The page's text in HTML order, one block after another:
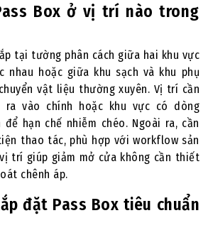
Box ở vị trí nào trong
tại tường phân cách giữa hai khu vực
nhau hoặc giữa khu sạch và khu phụ
vật liệu thường xuyên. Vị trí cần
ra vào chính hoặc khu vực có dòng
hạn chế nhiễm chéo. Ngoài ra, cần
thao tác, phù hợp với workflow sản
trí giúp giảm mở cửa không cần thiết
chênh áp.
đặt Pass Box tiêu chuẩn